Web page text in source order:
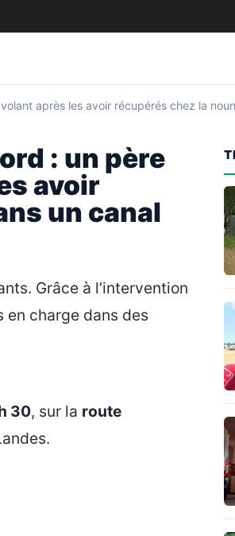
après les avoir récupérés chez la
: un père
avoir
un canal
Grâce à l’intervention
en charge dans des
30, sur la route